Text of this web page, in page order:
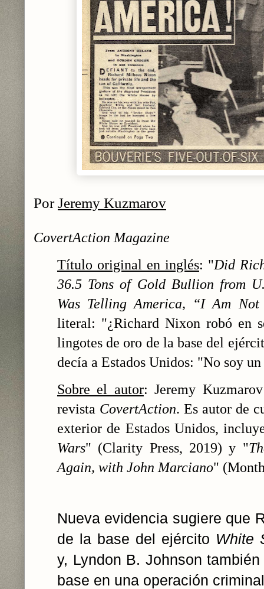
PorJeremy Kuzmarov
CovertAction Magazine
Título original en inglés: "Did
36.5 Tons of Gold Bullion from
Was Telling America, “I Am
literal: "¿Richard Nixon robó en
lingotes de oro de la base del
decía a Estados Unidos: "No soy
Sobre el autor: Jeremy
revista CovertAction. Es autor de
exterior de Estados Unidos,
Wars" (Clarity Press, 2019) y "
Again, with John Marciano"
Nueva evidencia sugiere que
de la base del ejército White
y, Lyndon B. Johnson
base en una operación